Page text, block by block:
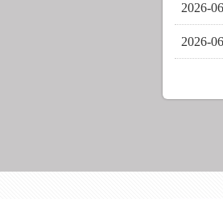
2026-
2026-